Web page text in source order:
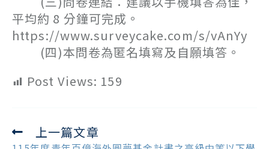
平均約 8 分鐘可完成。
https://www.surveycake.com/s/vAnYy
(四)本問卷為匿名填寫及自願填答。
Post Views: 159
Read上一篇文章